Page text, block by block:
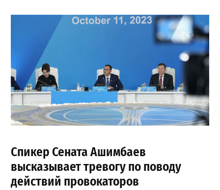
Спикер Сената Ашимбаев
высказывает тревогу по поводу
действий провокаторов